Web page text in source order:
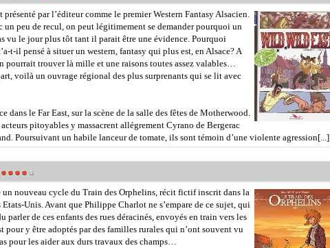
par l’éditeur comme le premier Western Fantasy Alsacien.
un peu de recul, on peut légitimement se demander pourquoi un
vu le jour plus tôt tant il parait être une évidence. Pourquoi
t-il pensé à situer un western, fantasy qui plus est, en Alsace? A
pourrait trouver là mille et une raisons toutes assez valables…
voilà un ouvrage régional des plus surprenants qui se lit avec
dans le Far East, sur la scène de la salle des fêtes de Motherwood.
pitoyables y massacrent allégrement Cyrano de Bergerac
Poursuivant un habile lanceur de tomate, ils sont témoin d’une violente agression[...]
un nouveau cycle du Train des Orphelins, récit fictif inscrit dans la
Unis. Avant que Philippe Charlot ne s’empare de ce sujet, qui
parler de ces enfants des rues déracinés, envoyés en train vers les
pour y être adoptés par des familles rurales qui n’ont souvent vu
pour les aider aux durs travaux des champs…